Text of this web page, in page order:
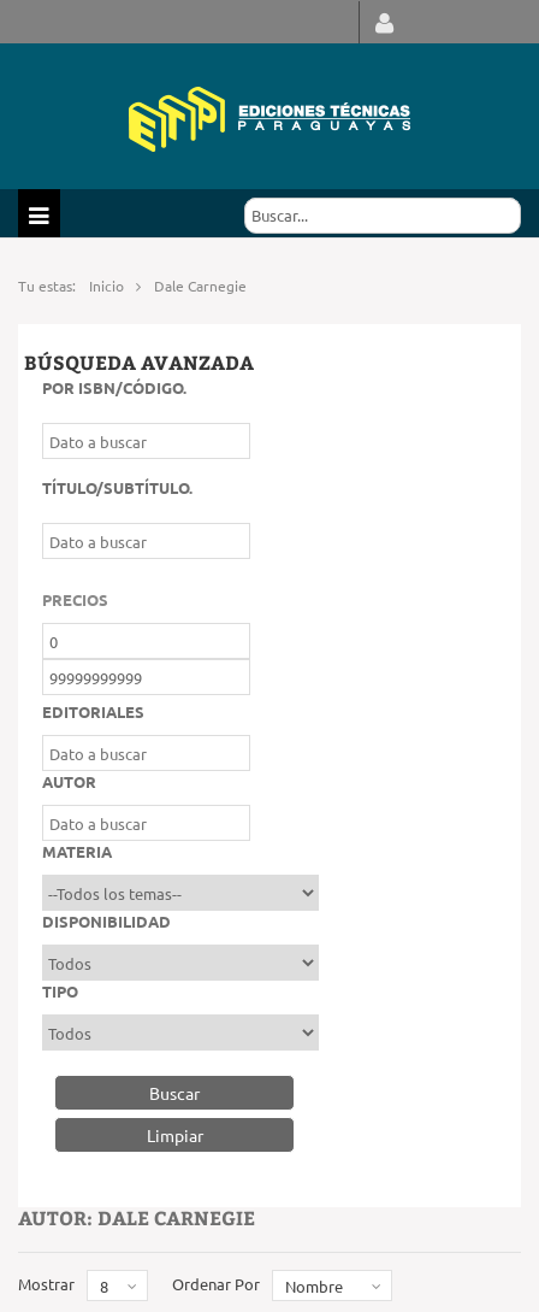
Tu estas: Inicio Dale Carnegie
BÚSQUEDA AVANZADA
POR ISBN/CÓDIGO.
TÍTULO/SUBTÍTULO.
PRECIOS
EDITORIALES
AUTOR
MATERIA
DISPONIBILIDAD
TIPO
Buscar
AUTOR: DALE CARNEGIE
Mostrar 8 Ordenar Por Nombre